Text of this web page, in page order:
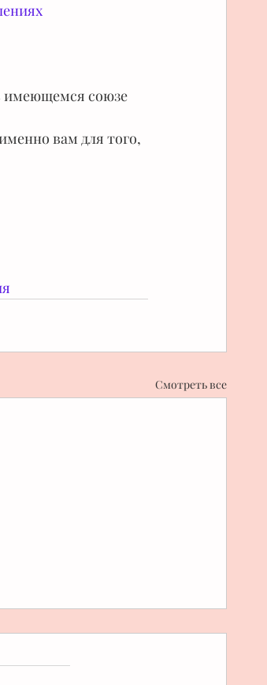
имеющемся союзе
вам для того,
Смотреть все